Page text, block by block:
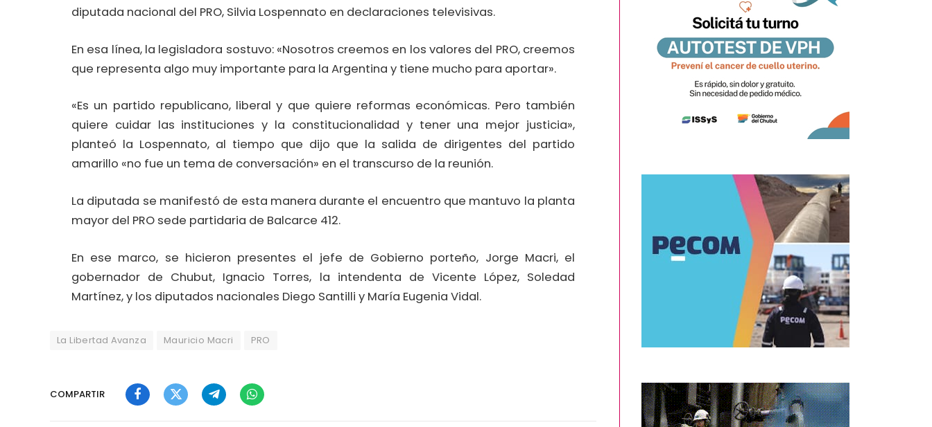
diputada nacional del PRO, Silvia Lospennato en declaraciones televisivas.
En esa línea, la legisladora sostuvo: «Nosotros creemos en los valores del PRO, creemos
que representa algo muy importante para la Argentina y tiene mucho para aportar».
«Es un partido republicano, liberal y que quiere reformas económicas. Pero también
quiere cuidar las instituciones y la constitucionalidad y tener una mejor justicia»,
planteó la Lospennato, al tiempo que dijo que la salida de dirigentes del partido
amarillo «no fue un tema de conversación» en el transcurso de la reunión.
La diputada se manifestó de esta manera durante el encuentro que mantuvo la planta
mayor del PRO sede partidaria de Balcarce 412.
En ese marco, se hicieron presentes el jefe de Gobierno porteño, Jorge Macri, el
gobernador de Chubut, Ignacio Torres, la intendenta de Vicente López, Soledad
Martínez, y los diputados nacionales Diego Santilli y María Eugenia Vidal.
La Libertad Avanza Mauricio Macri PRO
COMPARTIR
FacebookTwitterTelegramWhatsApp